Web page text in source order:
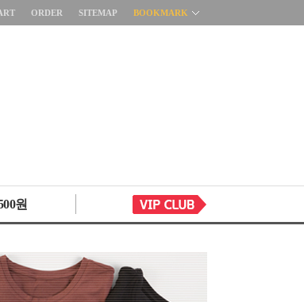
ORDER SITEMAP BOOKMARK
원